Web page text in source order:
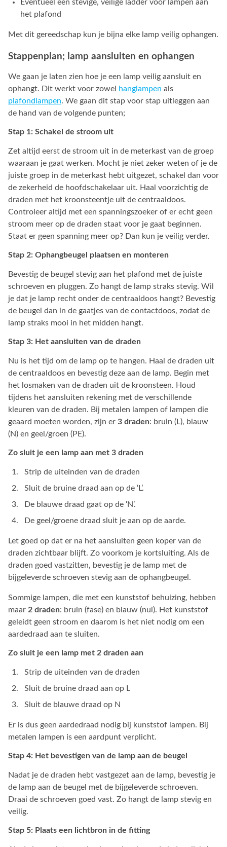
Eventueel een stevige, veilige ladder voor lampen aan
het plafond
Met dit gereedschap kun je bijna elke lamp veilig ophangen.
Stappenplan; lamp aansluiten en ophangen
We gaan je laten zien hoe je een lamp veilig aansluit en
ophangt. Dit werkt voor zowel hanglampen als
plafondlampen. We gaan dit stap voor stap uitleggen aan
de hand van de volgende punten;
Stap 1: Schakel de stroom uit
Zet altijd eerst de stroom uit in de meterkast van de groep
waaraan je gaat werken. Mocht je niet zeker weten of je de
juiste groep in de meterkast hebt uitgezet, schakel dan voor
de zekerheid de hoofdschakelaar uit. Haal voorzichtig de
draden met het kroonsteentje uit de centraaldoos.
Controleer altijd met een spanningszoeker of er echt geen
stroom meer op de draden staat voor je gaat beginnen.
Staat er geen spanning meer op? Dan kun je veilig verder.
Stap 2: Ophangbeugel plaatsen en monteren
Bevestig de beugel stevig aan het plafond met de juiste
schroeven en pluggen. Zo hangt de lamp straks stevig. Wil
je dat je lamp recht onder de centraaldoos hangt? Bevestig
de beugel dan in de gaatjes van de contactdoos, zodat de
lamp straks mooi in het midden hangt.
Stap 3: Het aansluiten van de draden
Nu is het tijd om de lamp op te hangen. Haal de draden uit
de centraaldoos en bevestig deze aan de lamp. Begin met
het losmaken van de draden uit de kroonsteen. Houd
tijdens het aansluiten rekening met de verschillende
kleuren van de draden. Bij metalen lampen of lampen die
geaard moeten worden, zijn er 3 draden: bruin (L), blauw
(N) en geel/groen (PE).
Zo sluit je een lamp aan met 3 draden
Strip de uiteinden van de draden
Sluit de bruine draad aan op de ‘L’.
De blauwe draad gaat op de ‘N’.
De geel/groene draad sluit je aan op de aarde.
Let goed op dat er na het aansluiten geen koper van de
draden zichtbaar blijft. Zo voorkom je kortsluiting. Als de
draden goed vastzitten, bevestig je de lamp met de
bijgeleverde schroeven stevig aan de ophangbeugel.
Sommige lampen, die met een kunststof behuizing, hebben
maar 2 draden: bruin (fase) en blauw (nul). Het kunststof
geleidt geen stroom en daarom is het niet nodig om een
aardedraad aan te sluiten.
Zo sluit je een lamp met 2 draden aan
Strip de uiteinden van de draden
Sluit de bruine draad aan op L
Sluit de blauwe draad op N
Er is dus geen aardedraad nodig bij kunststof lampen. Bij
metalen lampen is een aardpunt verplicht.
Stap 4: Het bevestigen van de lamp aan de beugel
Nadat je de draden hebt vastgezet aan de lamp, bevestig je
de lamp aan de beugel met de bijgeleverde schroeven.
Draai de schroeven goed vast. Zo hangt de lamp stevig en
veilig.
Stap 5: Plaats een lichtbron in de fitting